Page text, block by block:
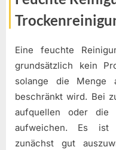
Eine feuchte
grundsätzlich kein
solange die Menge
beschränkt wird. Bei
aufquellen oder die
aufweichen. Es ist
zunächst gut